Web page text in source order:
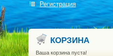
Регистрация
КОРЗИНА
Ваша корзина пуста!